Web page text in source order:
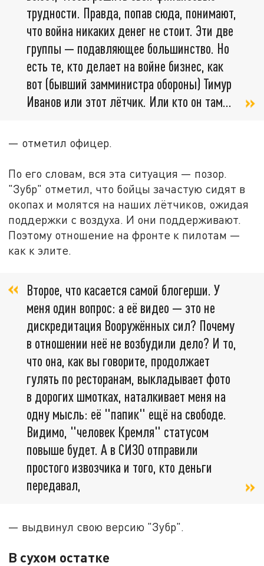
трудности. Правда, попав сюда, понимают,
что война никаких денег не стоит. Эти две
группы — подавляющее большинство. Но
есть те, кто делает на войне бизнес, как
вот (бывший замминистра обороны) Тимур
Иванов или этот лётчик. Или кто он там...
— отметил офицер.
По его словам, вся эта ситуация — позор.
"Зубр" отметил, что бойцы зачастую сидят в
окопах и молятся на наших лётчиков, ожидая
поддержки с воздуха. И они поддерживают.
Поэтому отношение на фронте к пилотам —
как к элите.
Второе, что касается самой блогерши. У
меня один вопрос: а её видео — это не
дискредитация Вооружённых сил? Почему
в отношении неё не возбудили дело? И то,
что она, как вы говорите, продолжает
гулять по ресторанам, выкладывает фото
в дорогих шмотках, наталкивает меня на
одну мысль: её "папик" ещё на свободе.
Видимо, "человек Кремля" статусом
повыше будет. А в СИЗО отправили
простого извозчика и того, кто деньги
передавал,
— выдвинул свою версию "Зубр".
В сухом остатке